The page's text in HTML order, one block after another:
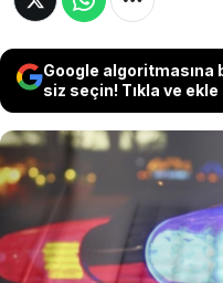
Google algoritmasına
siz seçin! Tıkla ve ekle
İstanbul
dışı bahis
zamanlı